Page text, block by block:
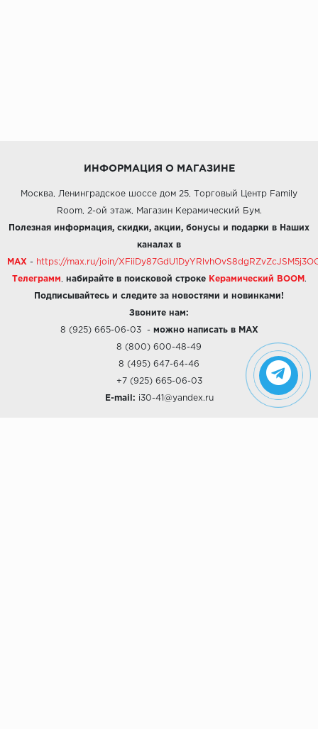
ИНФОРМАЦИЯ О МАГАЗИНЕ
Москва, Ленинградское шоссе дом 25, Торговый Центр Family
Room, 2-ой этаж, Магазин Керамический Бум.
Полезная информация, скидки, акции, бонусы и подарки в Наших
каналах в
MAX - https://max.ru/join/
Телеграмм набирайте в поисковой строке Керамический BOOM .
Подписывайтесь и следите за новостями и новинками!
Звоните нам:
8 (925) 665-06-03- можно написать в MAX
8 (800) 600-48-49
8 (495) 647-64-46
+7 (925) 665-06-03
E-mail: i30-41@yandex.ru